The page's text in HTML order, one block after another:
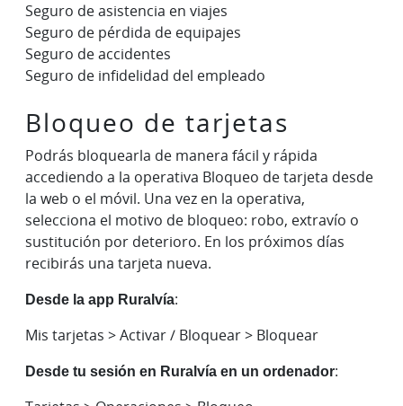
Seguro de asistencia en viajes
Seguro de pérdida de equipajes
Seguro de accidentes
Seguro de infidelidad del empleado
Bloqueo de tarjetas
Podrás bloquearla de manera fácil y rápida
accediendo a la operativa Bloqueo de tarjeta desde
la web o el móvil. Una vez en la operativa,
selecciona el motivo de bloqueo: robo, extravío o
sustitución por deterioro. En los próximos días
recibirás una tarjeta nueva.
Desde la app Ruralvía:
Mis tarjetas > Activar / Bloquear > Bloquear
Desde tu sesión en Ruralvía en un ordenador: